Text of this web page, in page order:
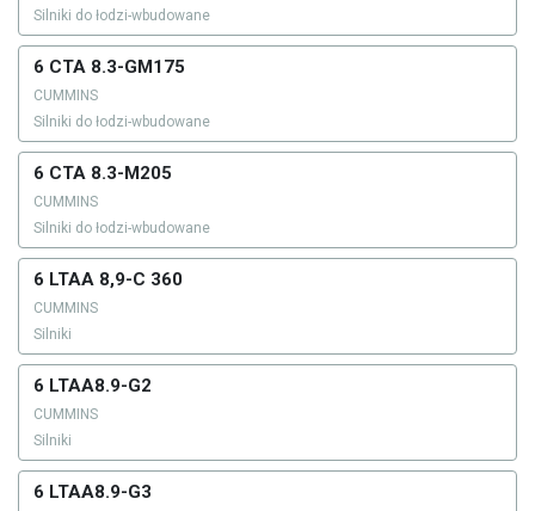
Silniki do łodzi-wbudowane
6 CTA 8.3-GM175
CUMMINS
Silniki do łodzi-wbudowane
6 CTA 8.3-M205
CUMMINS
Silniki do łodzi-wbudowane
6 LTAA 8,9-C 360
CUMMINS
Silniki
6 LTAA8.9-G2
CUMMINS
Silniki
6 LTAA8.9-G3